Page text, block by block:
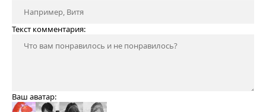
Текст комментария:
Ваш аватар: